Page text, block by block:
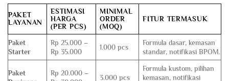
PAKET
LAYANAN
ESTIMASI
HARGA
(PER PCS)
MINIMAL
ORDER
(MOQ)
FITUR TERMASUK
Paket
Starter
Rp 25.000 –
Rp 35.000
1.000 pcs
Formula dasar, kemasan
standar, notifikasi BPOM.
Paket
Rp 20.000 –
3.000 pcs
Formula kustom, pilihan
kemasan, notifikasi